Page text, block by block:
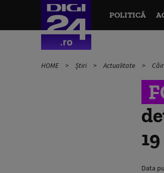
POLITICĂ
HOME Știri Actualitate
19
Data